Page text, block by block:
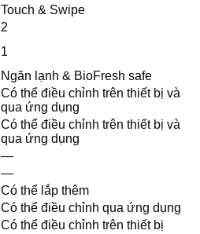
Touch & Swipe
2
1
Ngăn lạnh & BioFresh safe
Có thể điều chỉnh trên thiết bị và
qua ứng dụng
Có thể điều chỉnh trên thiết bị và
qua ứng dụng
—
—
Có thể lắp thêm
Có thể điều chỉnh qua ứng dụng
Có thể điều chỉnh trên thiết bị